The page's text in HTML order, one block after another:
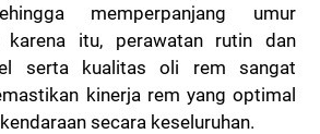
memperpanjang umur
karena itu, perawatan rutin dan
serta kualitas oli rem sangat
kinerja rem yang optimal
secara keseluruhan.